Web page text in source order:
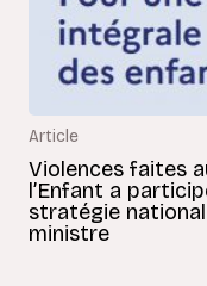
Article
Violences faites
l’Enfant a
stratégie
ministre